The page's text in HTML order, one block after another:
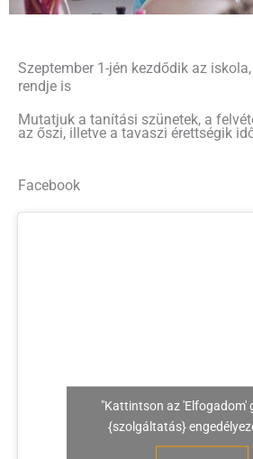
Szeptember 1-jén kezdődik az
rendje is
Mutatjuk a tanítási szünetek, a
az őszi, illetve a tavaszi érettségik
Facebook
"Kattintson az 'Elfogadom'
{szolgáltatás}